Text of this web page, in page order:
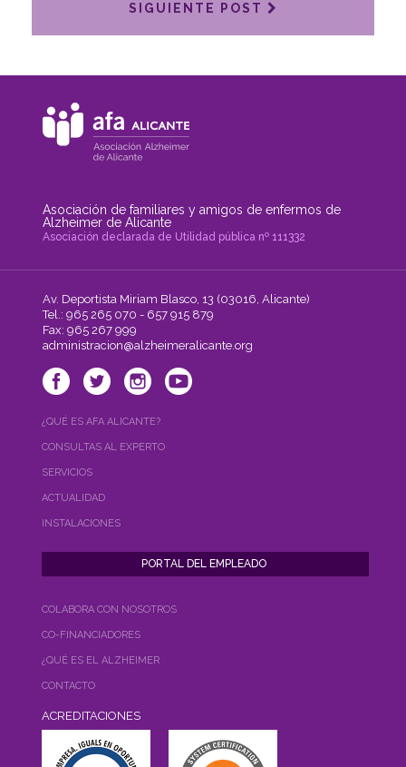
SIGUIENTE POST
Asociación de familiares y amigos de enfermos de
Alzheimer de Alicante
Asociación declarada de Utilidad pública nº 111332
Av. Deportista Miriam Blasco, 13 (03016, Alicante)
Tel.: 965 265 070 - 657 915 879
Fax: 965 267 999
administracion@alzheimeralicante.org
¿QUÉ ES AFA ALICANTE?
CONSULTAS AL EXPERTO
SERVICIOS
ACTUALIDAD
INSTALACIONES
COLABORA CON NOSOTROS
CO-FINANCIADORES
¿QUÉ ES EL ALZHEIMER
CONTACTO
ACREDITACIONES